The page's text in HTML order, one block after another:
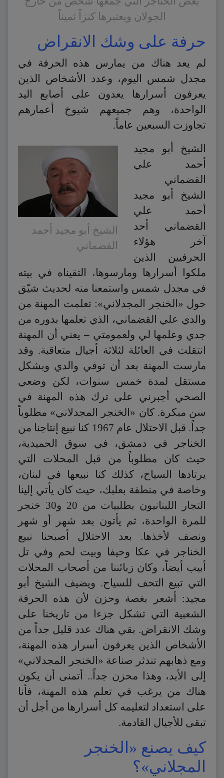
الجولان ويعتبرها كنزاً ثميناً
حرفة على وشك الانقراض
لم يعد هناك من يمارس هذه الحرفة في
مجدل شمس اليوم، وعدد الأشخاص الذين
يعرفون أسرارها يعدون على أصابع اليد
الواحدة، وهم جميعهم شيوخ أعمارهم
تجاوزت السبعين عاماً.
الشيخ أبو مجيد أحمد
القضماني
الشيخ أبو مجيد
أحمد علي
القضماني
الشيخ أبو مجيد
أحمد علي
القضماني أحد
آخر هؤلاء
الحرفيين الذين
ملكوا أسرارها ومارسوها، التقيناه في بيته
في مجدل شمس واستمعنا منه لحديث شيّق
حول «الخنجر المجدلاني»: تعلمت المهنة من
والدي علي القضماني، الذي تعلمها بدوره من
جدي وعلمها لي ولعمومتي – يعني أن المهنة
انتقلت في العائلة لثلاثة أجيال متعاقبة. وقد
مارست المهنة بعد أن توفي والدي وبشكل
مستقل لمدة خمس سنوات، لكن وضعي
الصحي أجبرني على ترك هذه المهنة في
سن مبكرة. كان «الخنجر المجدلاني» مطلوباً
جداً. قبل الاحتلال عام 1967 كنا نبيع إنتاجنا من
الخناجر في دمشق، في سوق الحميدية،
حيث كان مطلوباً من قبل المحلات التي
يرتادها السياح، كذلك كنا نبيعها في لبنان،
وخاصة في منطقة بعلبك، حيث كان يأتي إلينا
التجار اللبنانيون بطلبيات من 20 و30 خنجر
للمرة الواحدة، ثم يأتون بعد شهر أو شهر
ونصف لأخذها. بعد الاحتلال أصبحنا نبيع
الخناجر في عكا وحيفا وبيت لحم وفي تل
أبيب أيضاً، وكان زبائننا من أصحاب المحلات
التي تبيع التحف للسياح. ويضيف الشيخ أبو
مجيد: أشعر بغصة وحزن لأن هذه الحرفة
الشعبية التي تشكل جزءا من تاريخنا على
وشك الانقراض. بقي هناك عدد قليل جداً من
الأشخاص الذين يعرفون أسرار هذه المهنة،
ومع ذهابهم تندثر صناعة «الخنجر المجدلاني»
إلى الأبد، وهذا محزن جداً.. أتمنى أن يكون
هناك من يرغب في تعلم هذه المهنة، فأنا
على استعداد لتعليمه كل أسرارها من أجل أن
تبقى للأجيال القادمة.
كيف يصنع «الخنجر
المجلاني»؟